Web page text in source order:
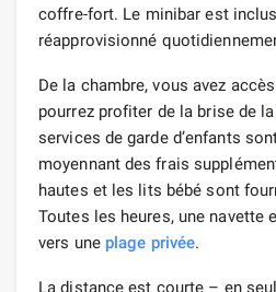
coffre-fort. Le minibar est
réapprovisionné
De la chambre, vous avez
pourrez profiter de la brise de la
services de garde d’enfants
moyennant des frais
hautes et les lits bébé sont
Toutes les heures, une navette
vers une plage privée.
La distance est courte – en